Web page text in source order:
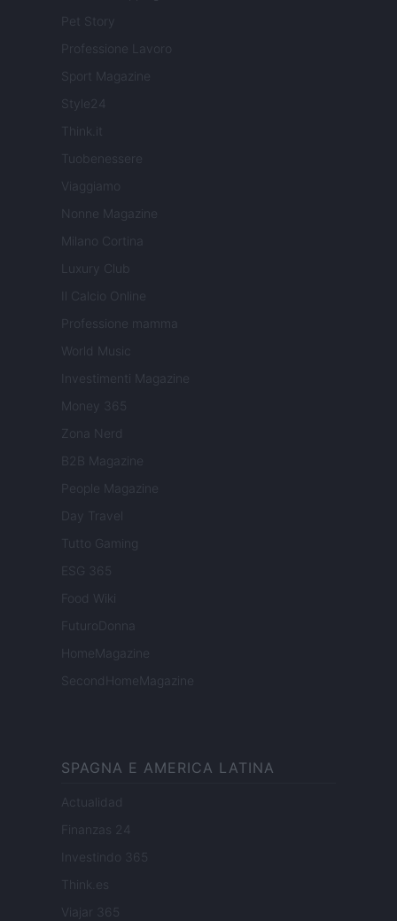
Pet Story
Professione Lavoro
Sport Magazine
Style24
Think.it
Tuobenessere
Viaggiamo
Nonne Magazine
Milano Cortina
Luxury Club
Il Calcio Online
Professione mamma
World Music
Investimenti Magazine
Money 365
Zona Nerd
B2B Magazine
People Magazine
Day Travel
Tutto Gaming
ESG 365
Food Wiki
FuturoDonna
HomeMagazine
SecondHomeMagazine
SPAGNA E AMERICA LATINA
Actualidad
Finanzas 24
Investindo 365
Think.es
Viajar 365